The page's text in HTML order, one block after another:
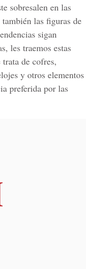
sobresalen en las
las figuras de
sigan
les traemos estas
de cofres,
y otros elementos
preferida por las